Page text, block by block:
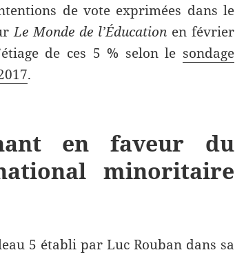
de vote exprimées dans le
Le Monde de l’Éducationen février
de ces 5 % selon le sondage
.
en faveur du
minoritaire
5 établi par Luc Rouban dans sa